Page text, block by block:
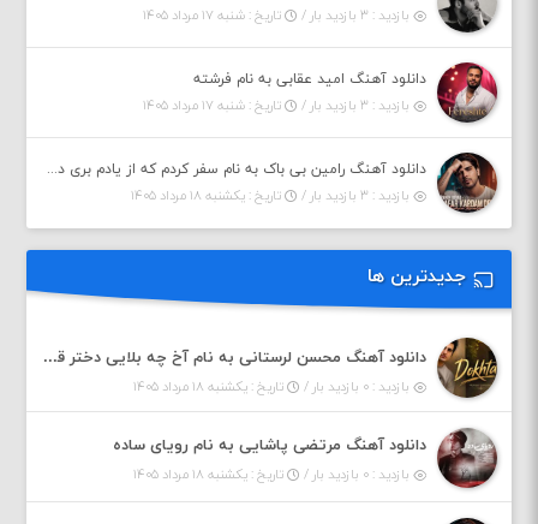
بازدید : ۳ بازدید بار /
تاریخ : شنبه ۱۷ مرداد ۱۴۰۵
دانلود آهنگ امید عقابی به نام فرشته
بازدید : ۳ بازدید بار /
تاریخ : شنبه ۱۷ مرداد ۱۴۰۵
دانلود آهنگ رامین بی باک به نام سفر کردم که از یادم بری دیدم نمیشه
بازدید : ۳ بازدید بار /
تاریخ : یکشنبه ۱۸ مرداد ۱۴۰۵
جدیدترین ها
دانلود آهنگ محسن لرستانی به نام آخ چه بلایی دختر قشنگ و ماهی دختر (هوش مصنوعی)
بازدید : ۰ بازدید بار / تاریخ : یکشنبه ۱۸ مرداد ۱۴۰۵
دانلود آهنگ مرتضی پاشایی به نام رویای ساده
بازدید : ۰ بازدید بار / تاریخ : یکشنبه ۱۸ مرداد ۱۴۰۵